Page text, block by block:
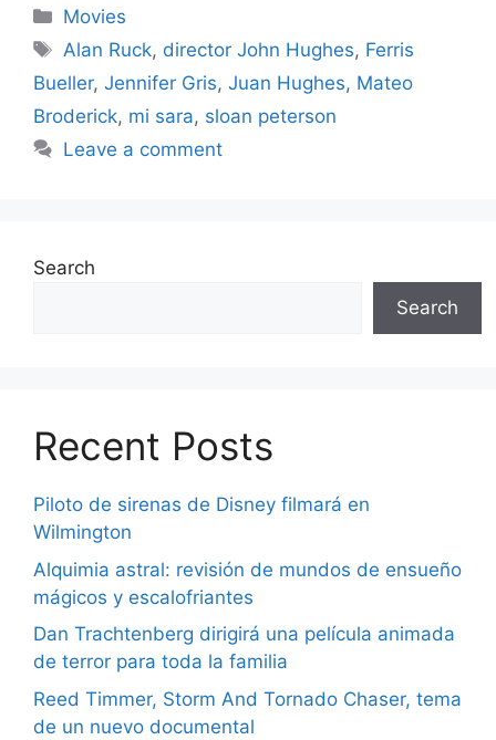
Categories
Movies
Tags
Alan Ruck, director John Hughes, Ferris
Bueller, Jennifer Gris, Juan Hughes, Mateo
Broderick, mi sara, sloan peterson
Leave a comment
Search
Search
Recent Posts
Piloto de sirenas de Disney filmará en
Wilmington
Alquimia astral: revisión de mundos de ensueño
mágicos y escalofriantes
Dan Trachtenberg dirigirá una película animada
de terror para toda la familia
Reed Timmer, Storm And Tornado Chaser, tema
de un nuevo documental